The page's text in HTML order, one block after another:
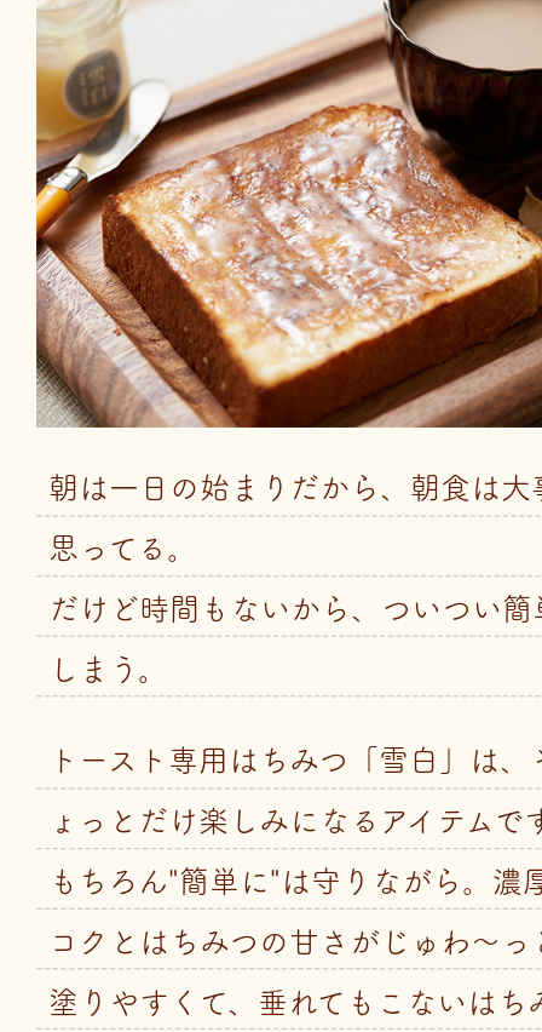
朝は一日の始まりだから、朝食は大
思ってる。
だけど時間もないから、ついつい
しまう。
トースト専用はちみつ「雪白」は、
ょっとだけ楽しみになるアイテムで
もちろん"簡単に"は守りながら。濃
コクとはちみつの甘さがじゅわ～っ
塗りやすくて、垂れてもこないはち